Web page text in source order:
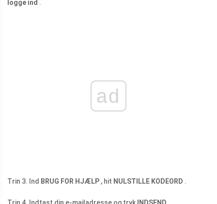
logge ind .
ad
Trin 3. Ind BRUG FOR HJÆLP , hit NULSTILLE KODEORD .